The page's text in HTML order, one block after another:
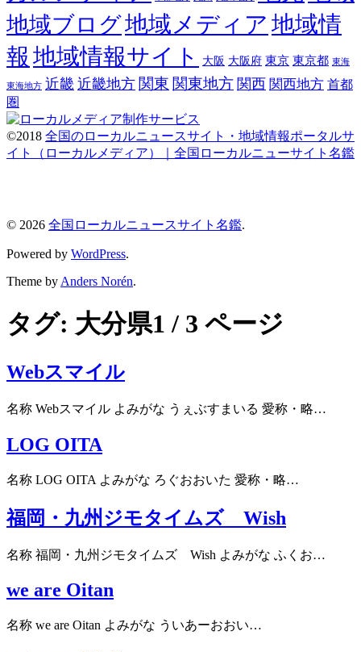
地域ブログ地域メディア 地域情
報 地域情報サイト 大阪 大阪府 東京 東京都 東海
東海地方 近畿 近畿地方 関東 関東地方 関西 関西地方 首都
圏
©2018 全国のローカルニュースサイト・地域情報ポータルサ
イト（ローカルメディア）｜全国ローカルニューサイト名鑑
© 2026 全国ローカルニュースサイト名鑑.
Powered by WordPress.
Theme by Anders Norén.
タグ: 大分県1 / 3 ページ
Webスマイル
名称 Webスマイル よみがな うぇぶすまいる 愛称・略…
LOG OITA
名称 LOG OITA よみがな ろぐおおいた 愛称・略…
福岡・九州ジモタイムズ Wish
名称 福岡・九州ジモタイムズ Wish よみがな ふくお…
we are Oitan
名称 we are Oitan よみがな ういあーおおい…